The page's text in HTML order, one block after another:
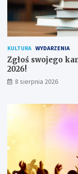
o
n
i
ó
w
KULTURA WYDARZENIA
Zgłoś swojego
2026!
8 sierpnia 2026